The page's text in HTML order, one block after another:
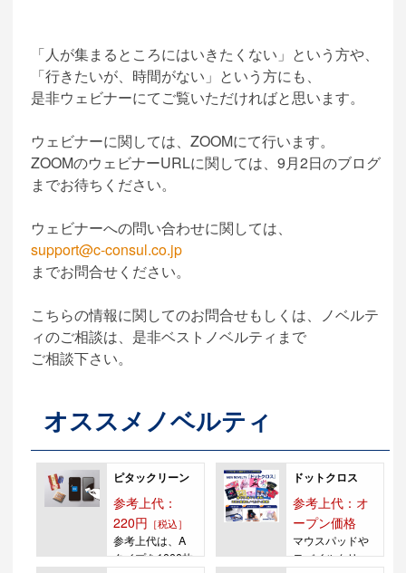
「人が集まるところにはいきたくない」という方や、
「行きたいが、時間がない」という方にも、
是非ウェビナーにてご覧いただければと思います。
ウェビナーに関しては、ZOOMにて行います。
ZOOMのウェビナーURLに関しては、9月2日のブログ
までお待ちください。
ウェビナーへの問い合わせに関しては、
support@c-consul.co.jp
までお問合せください。
こちらの情報に関してのお問合せもしくは、ノベルテ
ィのご相談は、是非ベストノベルティまで
ご相談下さい。
オススメノベルティ
ピタックリーン
参考上代：
220円 ［税込］
参考上代は、A
タイプを1000枚
ドットクロス
参考上代：オ
ープン価格
マウスパッドや
モバイルクリー